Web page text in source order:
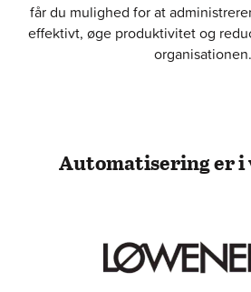
får du mulighed for at
effektivt, øge produktivitet og
organisationen.
Automatisering er i